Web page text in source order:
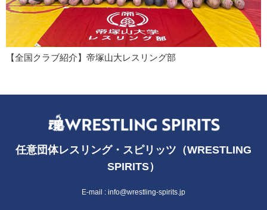
【全国クラブ紹介】帝塚山大レスリング部
任意団体レスリング・スピリッツ（WRESTLING
SPIRITS）
E-mail : info@wrestling-spirits.jp